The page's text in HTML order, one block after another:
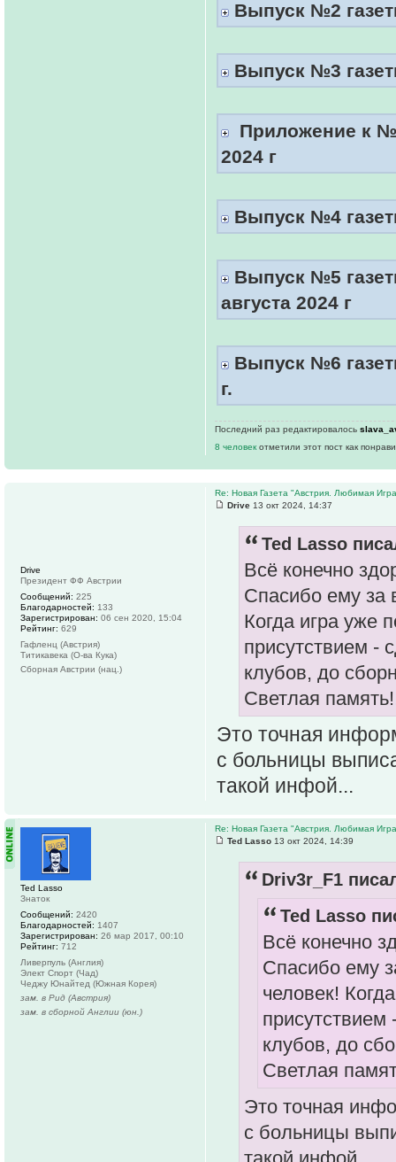
Выпуск №2
Выпуск №3
Приложение к
2024 г
Выпуск №4
Выпуск №5
августа 2024 г
Выпуск №6
г.
Последний раз редактировалось
8 человек отметили этот пост как
Re: Новая Газета "Австрия. Любимая
Drive 13 окт 2024, 14:37
Ted Lasso
Всё конечно
Спасибо ему за
Когда игра уже
присутствием -
клубов, до
Светлая
Это точная
с больницы
такой инфой...
Drive
Президент ФФ Австрии
Сообщений: 225
Благодарностей: 133
Зарегистрирован: 06 сен 2020, 15:04
Рейтинг: 629
Гафленц (Австрия)
Титикавека (О-ва Кука)
Сборная Австрии (нац.)
Re: Новая Газета "Австрия. Любимая
Ted Lasso 13 окт 2024, 14:39
Driv3r_F1
Ted Lasso
Всё конечно
Спасибо ему
человек!
клубов, до
Светлая
Это точная
с больницы
Ted Lasso
Знаток
Сообщений: 2420
Благодарностей: 1407
Зарегистрирован: 26 мар 2017, 00:10
Рейтинг: 712
Ливерпуль (Англия)
Элект Спорт (Чад)
Чеджу Юнайтед (Южная Корея)
зам. в Рид (Австрия)
зам. в сборной Англии (юн.)